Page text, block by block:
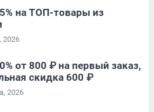
на ТОП-товары из
2026
от 800 ₽ на первый заказ,
скидка 600 ₽
2026